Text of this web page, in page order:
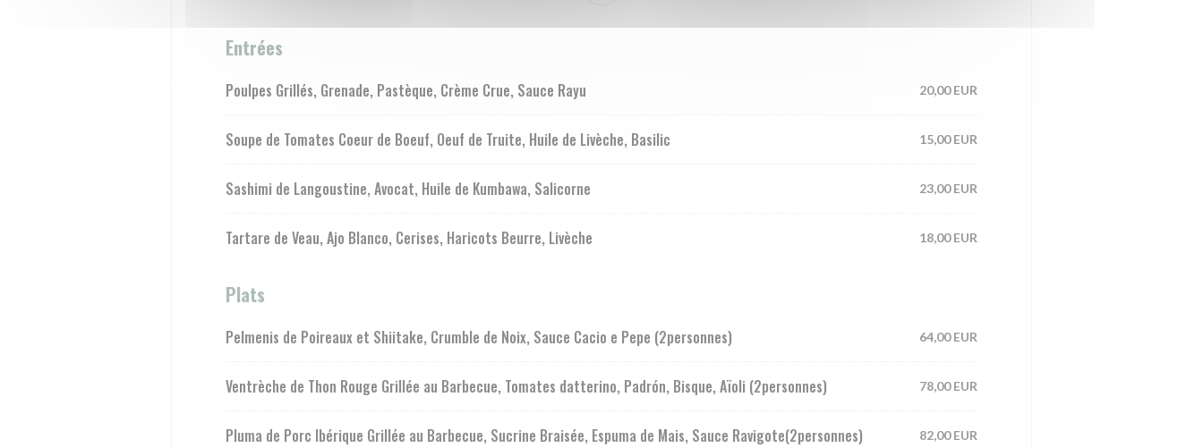
Entrées
Poulpes Grillés, Grenade, Pastèque, Crème Crue, Sauce Rayu 20,00 EUR
Soupe de Tomates Coeur de Boeuf, Oeuf de Truite, Huile de Livèche, Basilic 15,00 EUR
Sashimi de Langoustine, Avocat, Huile de Kumbawa, Salicorne 23,00 EUR
Tartare de Veau, Ajo Blanco, Cerises, Haricots Beurre, Livèche 18,00 EUR
Plats
Pelmenis de Poireaux et Shiitake, Crumble de Noix, Sauce Cacio e Pepe (2personnes) 64,00 EUR
Ventrèche de Thon Rouge Grillée au Barbecue, Tomates datterino, Padrón, Bisque, Aïoli (2personnes) 78,00 EUR
Pluma de Porc Ibérique Grillée au Barbecue, Sucrine Braisée, Espuma de Mais, Sauce Ravigote(2personnes) 82,00 EUR